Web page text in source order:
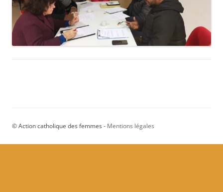
© Action catholique des femmes - Mentions légales